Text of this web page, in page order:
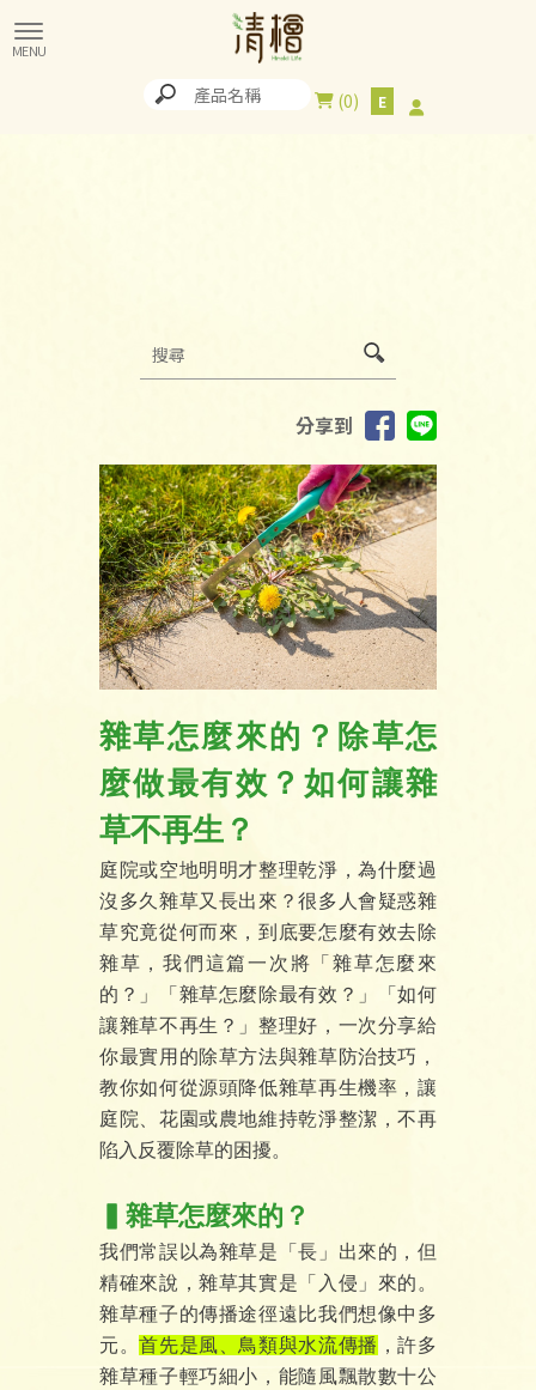
0
分享到
雜草怎麼來的？除草怎
麼做最有效？如何讓雜
草不再生？
庭院或空地明明才整理乾淨，為什麼過
沒多久雜草又長出來？很多人會疑惑雜
草究竟從何而來，到底要怎麼有效去除
雜草，我們這篇一次將「雜草怎麼來
的？」「雜草怎麼除最有效？」「如何
讓雜草不再生？」整理好，一次分享給
你最實用的除草方法與雜草防治技巧，
教你如何從源頭降低雜草再生機率，讓
庭院、花園或農地維持乾淨整潔，不再
陷入反覆除草的困擾。
▍雜草怎麼來的？
我們常誤以為雜草是「長」出來的，但
精確來說，雜草其實是「入侵」來的。
雜草種子的傳播途徑遠比我們想像中多
元。首先是風、鳥類與水流傳播 ，許多
雜草種子輕巧細小，能隨風飄散數十公